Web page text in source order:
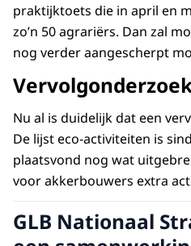
praktijktoets die in april en
zo’n 50 agrariërs. Dan zal
nog verder aangescherpt
Nu al is duidelijk dat een
De lijst eco-activiteiten is
plaatsvond nog wat
voor akkerbouwers extra
GLB Nationaal